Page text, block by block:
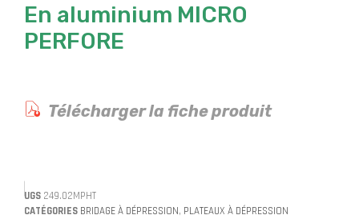
En aluminium MICRO
PERFORE
Télécharger la fiche produit
UGS 249.02MPHT
CATÉGORIES BRIDAGE À DÉPRESSION, PLATEAUX À DÉPRESSION